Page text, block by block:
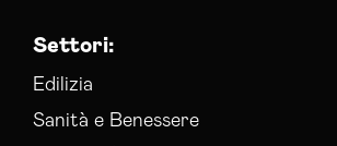
Settori:
Edilizia
Sanità e Benessere